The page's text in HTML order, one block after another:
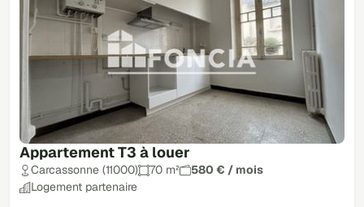
Appartement T3 à louer
Carcassonne (11000) 70 m²
580 € / mois
Logement partenaire